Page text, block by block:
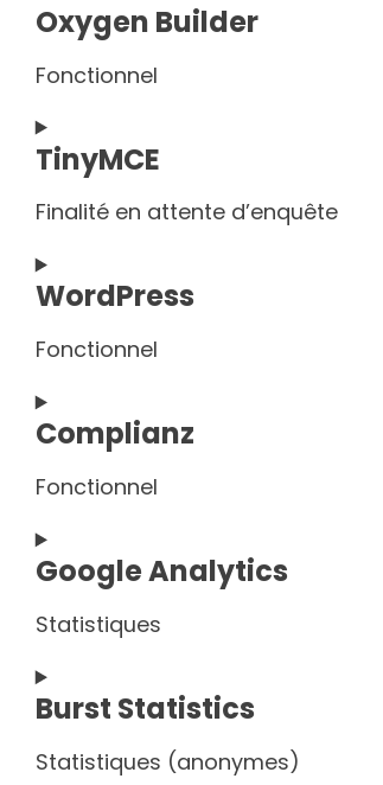
Oxygen Builder
Fonctionnel
Consent
to
service
oxygen-
TinyMCE
Finalité en attente d’enquête
Consent
to
tinymce
WordPress
Fonctionnel
Consent
to
wordpress
Complianz
Fonctionnel
Consent
to
complianz
Google Analytics
Statistiques
Consent
to
google-
Burst Statistics
Statistiques (anonymes)